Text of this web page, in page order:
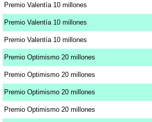
Premio Valentía 10 millones
Premio Valentía 10 millones
Premio Valentía 10 millones
Premio Optimismo 20 millones
Premio Optimismo 20 millones
Premio Optimismo 20 millones
Premio Optimismo 20 millones